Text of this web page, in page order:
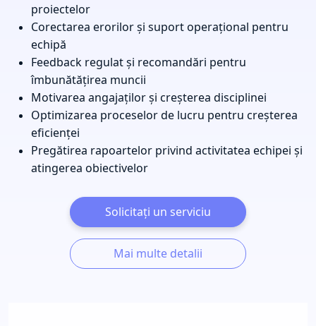
proiectelor
Corectarea erorilor și suport operațional pentru
echipă
Feedback regulat și recomandări pentru
îmbunătățirea muncii
Motivarea angajaților și creșterea disciplinei
Optimizarea proceselor de lucru pentru creșterea
eficienței
Pregătirea rapoartelor privind activitatea echipei și
atingerea obiectivelor
Solicitați un serviciu
Mai multe detalii